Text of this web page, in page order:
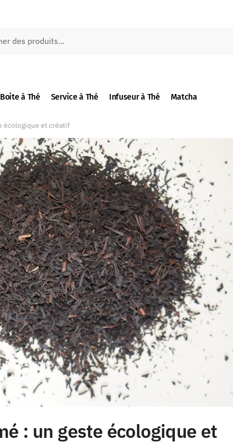
Boite à Thé Service à Thé Infuseur à Thé Matcha
écologique et créatif
: un geste écologique et